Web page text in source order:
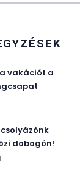
vakációt a
dobogón!